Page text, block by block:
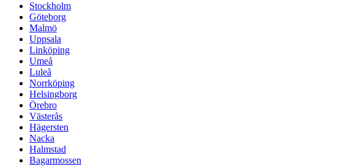
Stockholm
Göteborg
Malmö
Uppsala
Linköping
Umeå
Luleå
Norrköping
Helsingborg
Örebro
Västerås
Hägersten
Nacka
Halmstad
Bagarmossen